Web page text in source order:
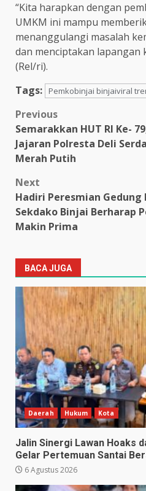
“Kita harapkan dengan
UMKM ini mampu
menanggulangi masalah
dan menciptakan lapangan
(Rel/ri).
Tags:
Pemkobinjai binjaiviral
Post
navigation
Previous
Semarakkan HUT RI Ke-
Jajaran Polresta Deli
Merah Putih
Next
Hadiri Peresmian Gedung
Sekdako Binjai Berharap
Makin Prima
BACA JUGA
Daerah Hukum Kota
Jalin Sinergi Lawan Hoaks
Gelar Pertemuan Santai
6 Agustus 2026